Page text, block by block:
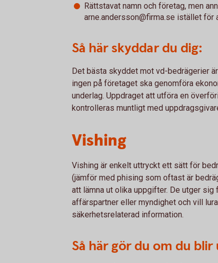
Rättstavat namn och företag, men
arne.andersson@firma.se istället för
Så här skyddar du dig:
Det bästa skyddet mot vd-bedrägerier
ingen på företaget ska genomföra
underlag. Uppdraget att utföra en
kontrolleras muntligt med
Vishing
Vishing är enkelt uttryckt ett sätt för
(jämför med phising som oftast är
att lämna ut olika uppgifter. De utger sig
affärspartner eller myndighet och vill
säkerhetsrelaterad information.
Så här gör du om du